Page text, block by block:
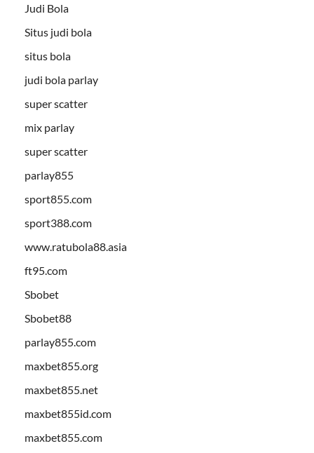
Judi Bola
Situs judi bola
situs bola
judi bola parlay
super scatter
mix parlay
super scatter
parlay855
sport855.com
sport388.com
www.ratubola88.asia
ft95.com
Sbobet
Sbobet88
parlay855.com
maxbet855.org
maxbet855.net
maxbet855id.com
maxbet855.com